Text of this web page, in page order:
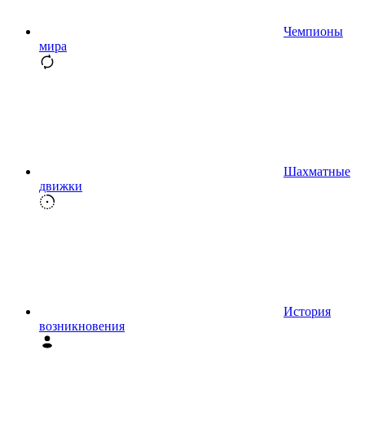
Чемпионы
мира
Шахматные
движки
История
возникновения